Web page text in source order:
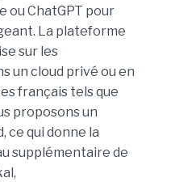
ou ChatGPT pour
La plateforme
sur les
un cloud privé ou en
français tels que
proposons un
ce qui donne la
supplémentaire de